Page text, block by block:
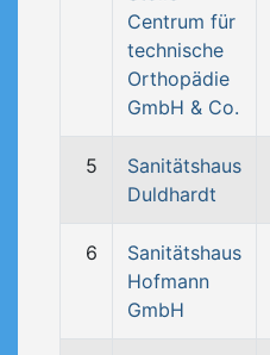
Centrum für
technische
Orthopädie
GmbH & Co.
5
Sanitätshaus
Duldhardt
6
Sanitätshaus
Hofmann
GmbH